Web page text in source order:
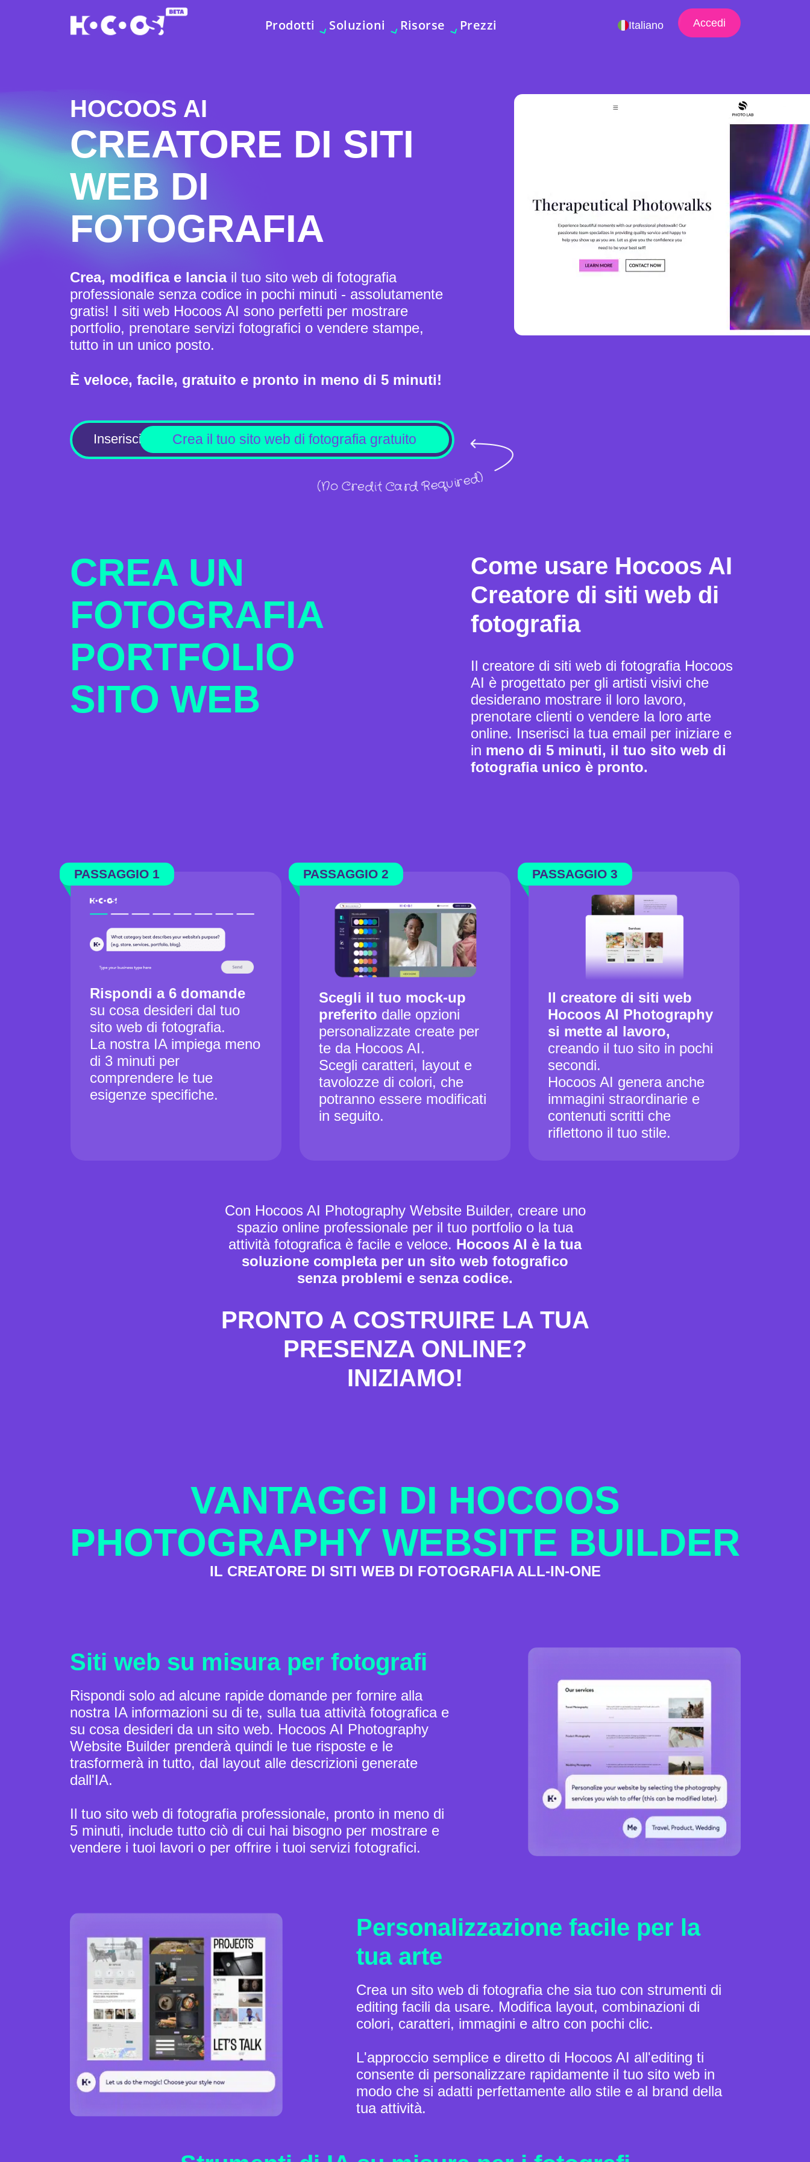
Prodotti Soluzioni Risorse Prezzi Italiano Accedi
HOCOOS AI
CREATORE DI SITI
WEB DI
FOTOGRAFIA
Crea, modifica e lanciail tuo sito web di fotografia
professionale senza codice in pochi minuti - assolutamente
gratis! I siti web Hocoos AI sono perfetti per mostrare
portfolio, prenotare servizi fotografici o vendere stampe,
tutto in un unico posto.
È veloce, facile, gratuito e pronto in meno di 5 minuti!
Crea il tuo sito web di fotografia gratuito
CREA UN
FOTOGRAFIA
PORTFOLIO
SITO WEB
Come usare Hocoos AI
Creatore di siti web di
fotografia
Il creatore di siti web di fotografia Hocoos
AI è progettato per gli artisti visivi che
desiderano mostrare il loro lavoro,
prenotare clienti o vendere la loro arte
online. Inserisci la tua email per iniziare e
in meno di 5 minuti, il tuo sito web di
fotografia unico è pronto.
PASSAGGIO 1
Rispondi a 6 domande
su cosa desideri dal tuo
sito web di fotografia.
La nostra IA impiega meno
di 3 minuti per
comprendere le tue
esigenze specifiche.
PASSAGGIO 2
Scegli il tuo mock-up
preferito dalle opzioni
personalizzate create per
te da Hocoos AI.
Scegli caratteri, layout e
tavolozze di colori, che
potranno essere modificati
in seguito.
PASSAGGIO 3
Il creatore di siti web
Hocoos AI Photography
si mette al lavoro,
creando il tuo sito in pochi
secondi.
Hocoos AI genera anche
immagini straordinarie e
contenuti scritti che
riflettono il tuo stile.
Con Hocoos AI Photography Website Builder, creare uno
spazio online professionale per il tuo portfolio o la tua
attività fotografica è facile e veloce. Hocoos AI è la tua
soluzione completa per un sito web fotografico
senza problemi e senza codice.
PRONTO A COSTRUIRE LA TUA
PRESENZA ONLINE?
INIZIAMO!
VANTAGGI DI HOCOOS
PHOTOGRAPHY WEBSITE BUILDER
IL CREATORE DI SITI WEB DI FOTOGRAFIA ALL-IN-ONE
Siti web su misura per fotografi
Rispondi solo ad alcune rapide domande per fornire alla
nostra IA informazioni su di te, sulla tua attività fotografica e
su cosa desideri da un sito web. Hocoos AI Photography
Website Builder prenderà quindi le tue risposte e le
trasformerà in tutto, dal layout alle descrizioni generate
dall'IA.
Il tuo sito web di fotografia professionale, pronto in meno di
5 minuti, include tutto ciò di cui hai bisogno per mostrare e
vendere i tuoi lavori o per offrire i tuoi servizi fotografici.
Personalizzazione facile per la
tua arte
Crea un sito web di fotografia che sia tuo con strumenti di
editing facili da usare. Modifica layout, combinazioni di
colori, caratteri, immagini e altro con pochi clic.
L'approccio semplice e diretto di Hocoos AI all'editing ti
consente di personalizzare rapidamente il tuo sito web in
modo che si adatti perfettamente allo stile e al brand della
tua attività.